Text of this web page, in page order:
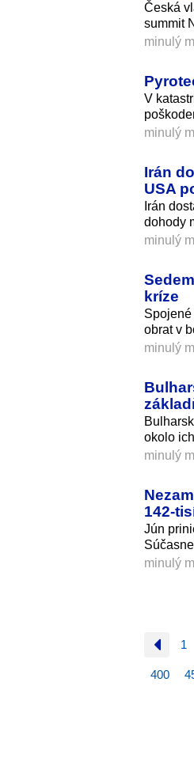
Česká
summit
minulý
V
minulý
Irán
USA
Irán
dohody
minulý
kríze
obrat v
minulý
okolo
minulý
Jún
minulý
1
400